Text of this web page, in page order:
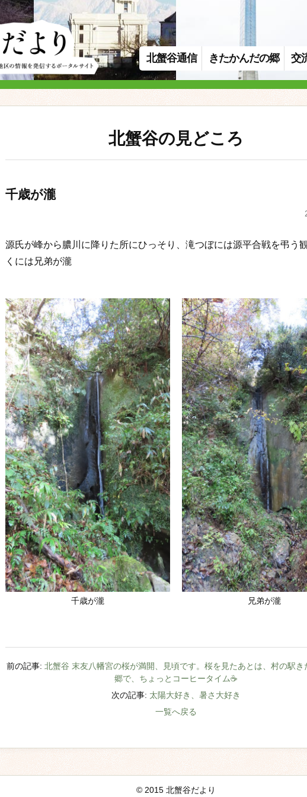
北蟹谷通信 きたかんだの郷 交
北蟹谷の見どころ
千歳が瀧
源氏が峰から膿川に降りた所にひっそり、滝つぼには源平合戦を弔う
くには兄弟が瀧
千歳が瀧 兄弟が瀧
前の記事: 北蟹谷 末友八幡宮の桜が満開、見頃です。桜を見たあとは、村の駅き
郷で、ちょっとコーヒータイム☕
次の記事: 太陽大好き、暑さ大好き
一覧へ戻る
© 2015 北蟹谷だより